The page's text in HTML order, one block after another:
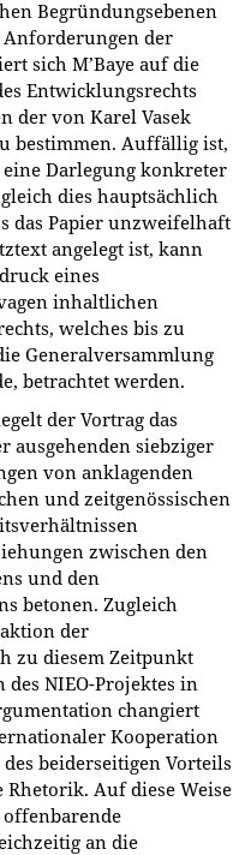
Begründungsebenen
Anforderungen der
sich M’Baye auf die
Entwicklungsrechts
der von Karel Vasek
bestimmen. Auffällig ist,
eine Darlegung konkreter
dies hauptsächlich
das Papier unzweifelhaft
angelegt ist, kann
eines
inhaltlichen
welches bis zu
Generalversammlung
betrachtet werden.
der Vortrag das
ausgehenden siebziger
von anklagenden
und zeitgenössischen
zwischen den
und den
betonen. Zugleich
der
zu diesem Zeitpunkt
NIEO-Projektes in
changiert
Kooperation
beiderseitigen Vorteils
Auf diese Weise
an die